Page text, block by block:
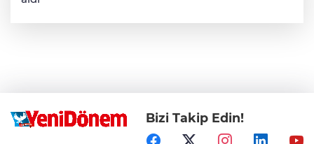
Bizi Takip Edin!